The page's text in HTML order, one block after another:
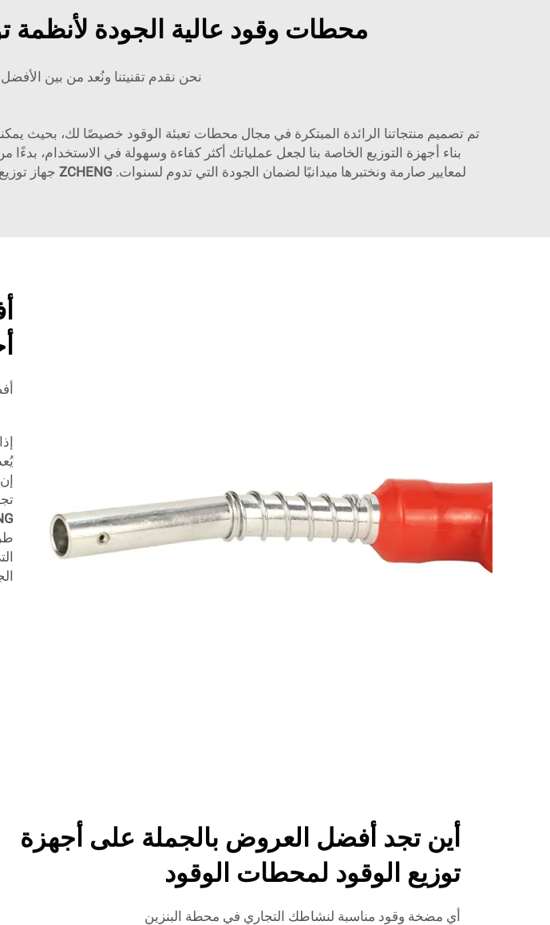
محطات وقود عالية الجودة لأنظمة
نحن نقدم تقنيتنا ونُعد من بين
تم تصميم منتجاتنا الرائدة المبتكرة في مجال محطات تعبئة الوقود خصيصًا لك، بحيث
بناء أجهزة التوزيع الخاصة بنا لجعل عملياتك أكثر كفاءة وسهولة في الاستخدام،
لمعايير صارمة ونختبرها ميدانيًا لضمان الجودة التي تدوم لسنوات. ZCHENG جهاز
أين تجد أفضل العروض بالجملة على أجهزة
توزيع الوقود لمحطات الوقود
أي مضخة وقود مناسبة لنشاطك التجاري في محطة البنزين